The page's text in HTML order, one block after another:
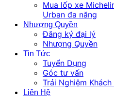
Mua lốp xe
Urban đa năng
Nhượng Quyền
Đăng ký đại lý
Nhượng Quyền
Tin Tức
Tuyển Dụng
Góc tư vấn
Trải Nghiệm Khách
Liên Hệ